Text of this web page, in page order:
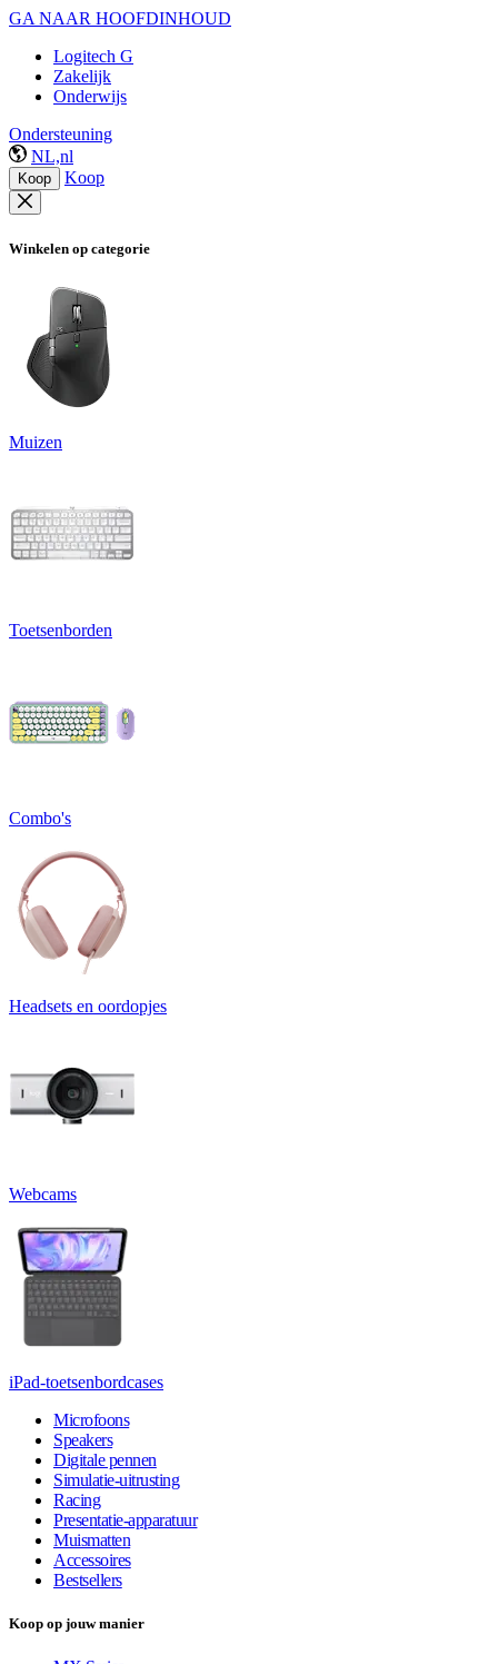
GA NAAR HOOFDINHOUD
Logitech G
Zakelijk
Onderwijs
Ondersteuning
NL,nl
Koop Koop
Winkelen op categorie
Muizen
Toetsenborden
Combo's
Headsets en oordopjes
Webcams
iPad-toetsenbordcases
Microfoons
Speakers
Digitale pennen
Simulatie-uitrusting
Racing
Presentatie-apparatuur
Muismatten
Accessoires
Bestsellers
Koop op jouw manier